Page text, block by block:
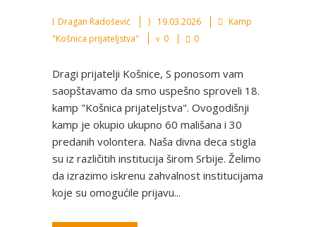
Dragan Radošević 19.03.2026
Kamp
"Košnica prijateljstva"
0 0
Dragi prijatelji Košnice, S ponosom vam
saopštavamo da smo uspešno sproveli 18.
kamp "Košnica prijateljstva". Ovogodišnji
kamp je okupio ukupno 60 mališana i 30
predanih volontera. Naša divna deca stigla
su iz različitih institucija širom Srbije. Želimo
da izrazimo iskrenu zahvalnost institucijama
koje su omogućile prijavu...